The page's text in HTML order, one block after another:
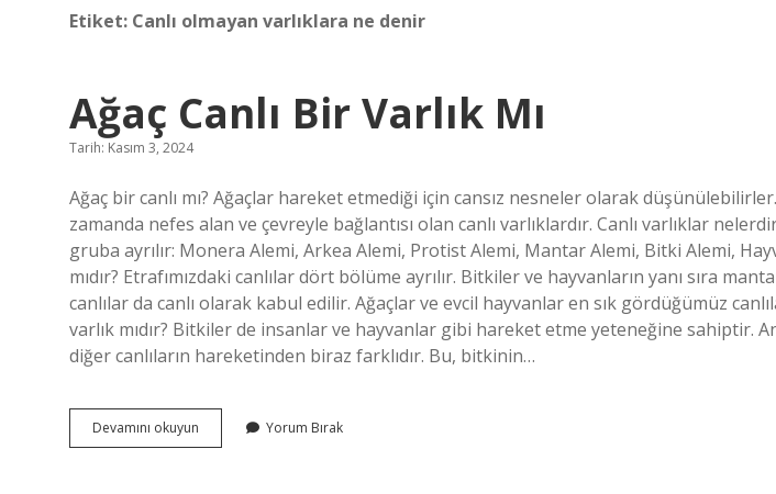
Etiket: Canlı olmayan varlıklara ne denir
Ağaç Canlı Bir Varlık Mı
Tarih: Kasım 3, 2024
Ağaç bir canlı mı? Ağaçlar hareket etmediği için cansız nesneler olarak
zamanda nefes alan ve çevreyle bağlantısı olan canlı varlıklardır. Canlı varlıklar
gruba ayrılır: Monera Alemi, Arkea Alemi, Protist Alemi, Mantar Alemi, Bitki Alemi,
mıdır? Etrafımızdaki canlılar dört bölüme ayrılır. Bitkiler ve hayvanların yanı sıra
canlılar da canlı olarak kabul edilir. Ağaçlar ve evcil hayvanlar en sık gördüğümüz
varlık mıdır? Bitkiler de insanlar ve hayvanlar gibi hareket etme yeteneğine sahiptir.
diğer canlıların hareketinden biraz farklıdır. Bu, bitkinin…
Devamını okuyun
Canlı
Yorum Bırak